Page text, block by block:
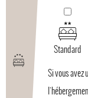
Standard
Si vous avez